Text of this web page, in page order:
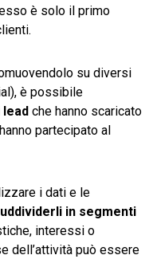
è solo il primo
su diversi
è possibile
che hanno scaricato
partecipato al
i dati e le
in segmenti
interessi o
dell’attività può essere